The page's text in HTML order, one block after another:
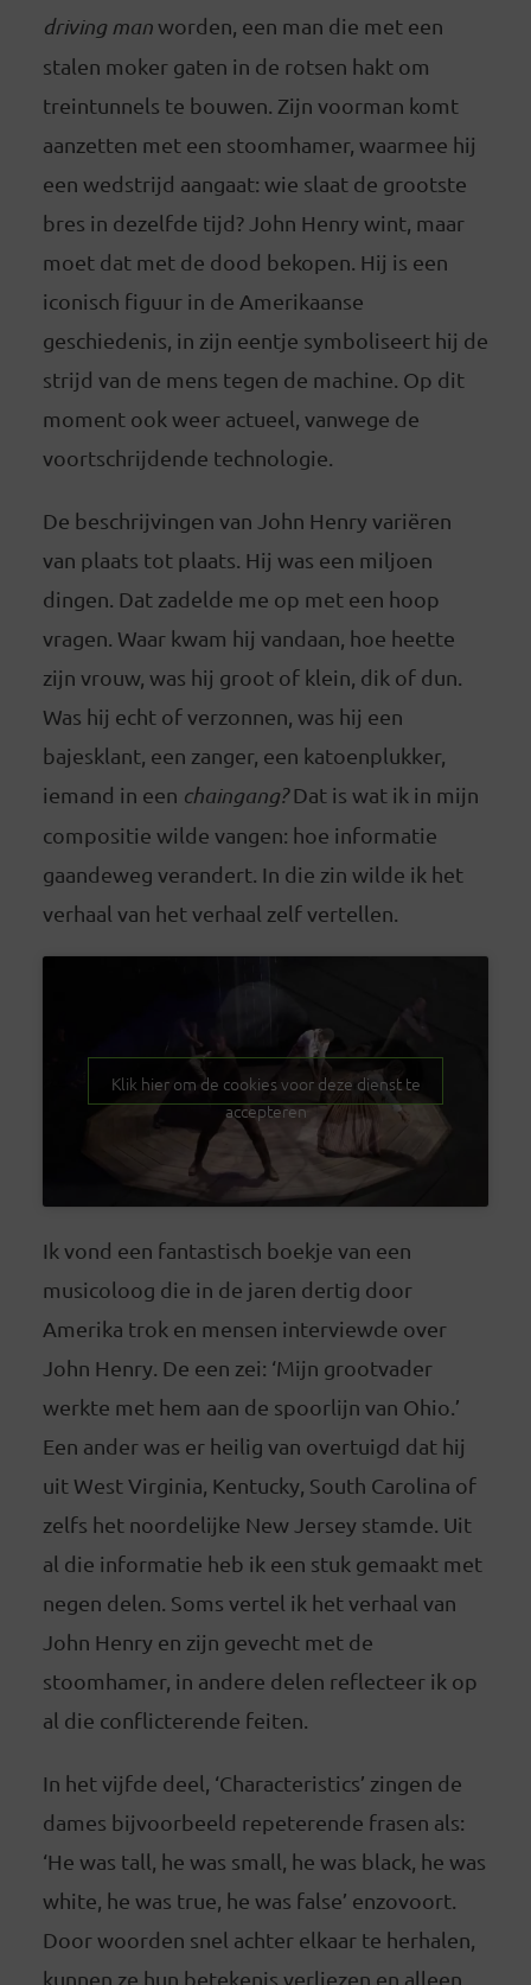
driving manworden, een man die met een
stalen moker gaten in de rotsen hakt om
treintunnels te bouwen. Zijn voorman komt
aanzetten met een stoomhamer, waarmee hij
een wedstrijd aangaat: wie slaat de grootste
bres in dezelfde tijd? John Henry wint, maar
moet dat met de dood bekopen. Hij is een
iconisch figuur in de Amerikaanse
geschiedenis, in zijn eentje symboliseert hij de
strijd van de mens tegen de machine. Op dit
moment ook weer actueel, vanwege de
voortschrijdende technologie.
De beschrijvingen van John Henry variëren
van plaats tot plaats. Hij was een miljoen
dingen. Dat zadelde me op met een hoop
vragen. Waar kwam hij vandaan, hoe heette
zijn vrouw, was hij groot of klein, dik of dun.
Was hij echt of verzonnen, was hij een
bajesklant, een zanger, een katoenplukker,
iemand in een chaingang?Dat is wat ik in mijn
compositie wilde vangen: hoe informatie
gaandeweg verandert. In die zin wilde ik het
verhaal van het verhaal zelf vertellen.
Klik hier om de cookies voor deze dienst te
accepteren
Ik vond een fantastisch boekje van een
musicoloog die in de jaren dertig door
Amerika trok en mensen interviewde over
John Henry. De een zei: ‘Mijn grootvader
werkte met hem aan de spoorlijn van Ohio.’
Een ander was er heilig van overtuigd dat hij
uit West Virginia, Kentucky, South Carolina of
zelfs het noordelijke New Jersey stamde. Uit
al die informatie heb ik een stuk gemaakt met
negen delen. Soms vertel ik het verhaal van
John Henry en zijn gevecht met de
stoomhamer, in andere delen reflecteer ik op
al die conflicterende feiten.
In het vijfde deel, ‘Characteristics’ zingen de
dames bijvoorbeeld repeterende frasen als:
‘He was tall, he was small, he was black, he was
white, he was true, he was false’ enzovoort.
Door woorden snel achter elkaar te herhalen,
kunnen ze hun betekenis verliezen en alleen